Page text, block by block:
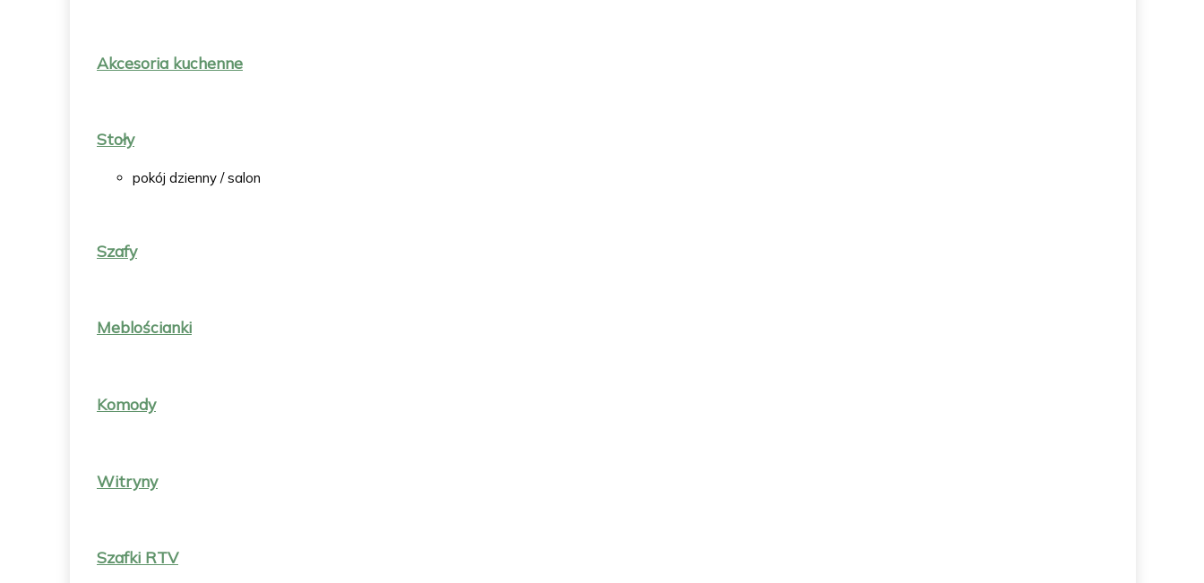
Akcesoria kuchenne
Stoły
pokój dzienny / salon
Szafy
Meblościanki
Komody
Witryny
Szafki RTV